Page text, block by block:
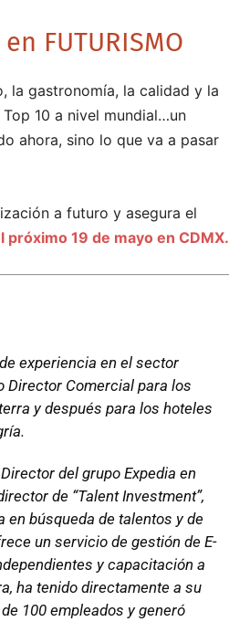
FUTURISMO
la gastronomía, la calidad y la
10 a nivel mundial…un
ahora, sino lo que va a pasar
a futuro y asegura el
próximo 19 de mayo en CDMX.
experiencia en el sector
Director Comercial para los
y después para los hoteles
del grupo Expedia en
de “Talent Investment”,
en búsqueda de talentos y de
un servicio de gestión de E-
y capacitación a
ha tenido directamente a su
100 empleados y generó